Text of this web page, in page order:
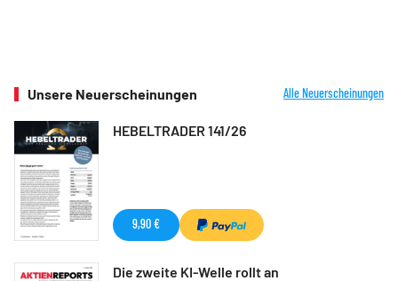
Unsere Neuerscheinungen Alle Neuerscheinungen
HEBELTRADER 141/26
9,90 €
Die zweite KI-Welle rollt an